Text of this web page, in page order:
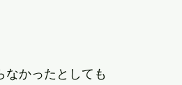
なかったとしても